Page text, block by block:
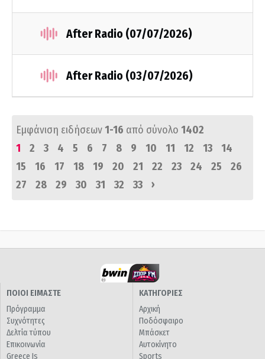
After Radio (07/07/2026)
After Radio (03/07/2026)
Εμφάνιση ειδήσεων1-16 από σύνολο 1402
1
2 3 4 5 6 7 8 9 10 11 12 13
14
15
16 17 18 19 20 21 22 23 24 25
26
27
28 29 30 31 32 33 ›
ΠΟΙΟΙ ΕΙΜΑΣΤΕ
Πρόγραμμα
Συχνότητες
Δελτία τύπου
Επικοινωνία
Greece Is
ΚΑΤΗΓΟΡΙΕΣ
Αρχική
Ποδόσφαιρο
Μπάσκετ
Αυτοκίνητο
Sports